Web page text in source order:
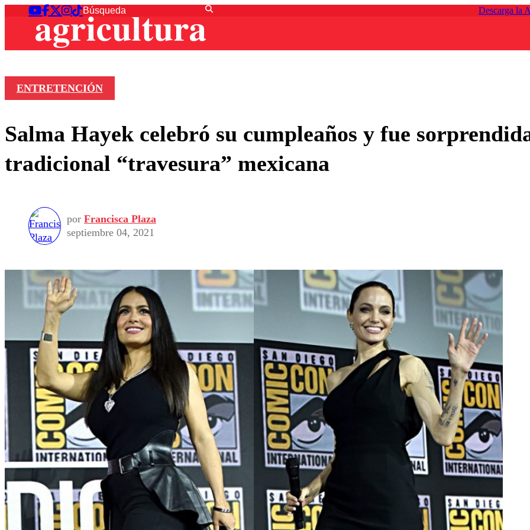
Descarga la
ENTRETENCIÓN
Salma Hayek celebró su cumpleaños y fue
tradicional “travesura” mexicana
por Francisca Plaza
septiembre 04, 2021